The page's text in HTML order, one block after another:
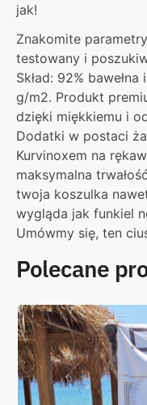
jak!
Znakomite
testowany i
Skład: 92%
g/m2. Produkt
dzięki miękkiemu i
Dodatki w postaci
Kurvinoxem na
maksymalna
twoja koszulka
wygląda jak funkiel
Umówmy się, ten
Polecane